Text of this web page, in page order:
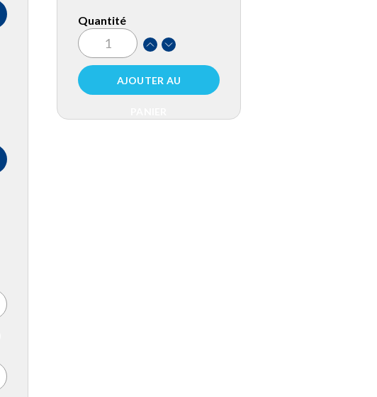
Quantité
AJOUTER AU